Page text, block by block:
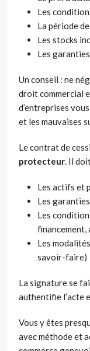
Les
La période
Les stocks
Les
Un conseil : ne
droit commercial
d’entreprises
et les mauvaises
Le contrat de
protecteur. Il
Les actifs et
Les
Les
financement,
Les
savoir-faire)
La signature se
authentifie l’acte
Vous y êtes
avec méthode et